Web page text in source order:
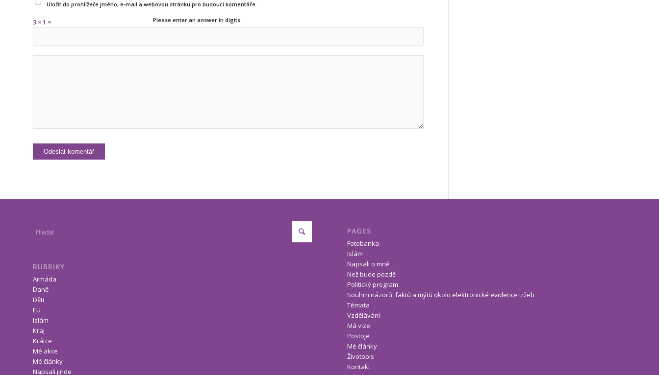
Uložit do prohlížeče jméno, e-mail a webovou stránku pro budoucí komentáře.
Please enter an answer in digits:
3 × 1 =
RUBRIKY
Armáda
Daně
Děti
EU
Islám
Kraj
Krátce
Mé akce
Mé články
Napsali jinde
PAGES
Fotobanka
Islám
Napsali o mně
Než bude pozdě
Politický program
Souhrn názorů, faktů a mýtů okolo elektronické evidence tržeb
Témata
Vzdělávání
Má vize
Postoje
Mé články
Životopis
Kontakt